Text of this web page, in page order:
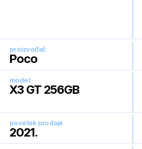
proizvođač
Poco
model
X3 GT 256GB
pocetak prodaje
2021.